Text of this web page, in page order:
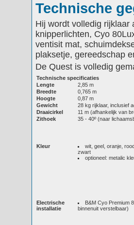
Technische
Hij wordt volledig rijklaar
knipperlichten, Cyo
ventisit mat,
plaksetje, gereedschap
De Quest is volledig
Technische specificaties
Lengte
2,85 m
Breedte
0,765 m
Hoogte
0,87 m
Gewicht
28 kg rijklaar, inclusief
Draaicirkel
11 m (afhankelijk van
Zithoek
35 - 40º (naar
Kleur
wit, geel, oranje,
zwart
optioneel: metalic
Electrische
installatie
B&M Cyo Premium
binnenuit verstelbaar)